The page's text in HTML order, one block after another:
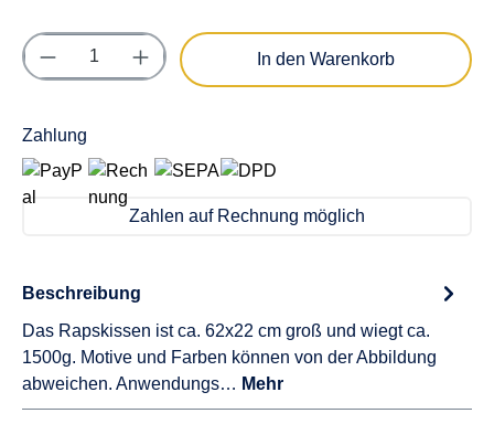
Produkt Anzahl: Gib den gewünschten
In den Warenkorb
Zahlung
Zahlen auf Rechnung möglich
Beschreibung
Das Rapskissen ist ca. 62x22 cm groß und wiegt ca.
1500g. Motive und Farben können von der Abbildung
abweichen. Anwendungs… Mehr